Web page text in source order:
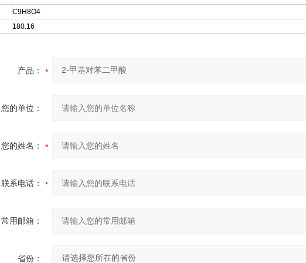
C9H8O4
180.16
产品：
您的单位：
您的姓名：
联系电话：
常用邮箱：
省份：